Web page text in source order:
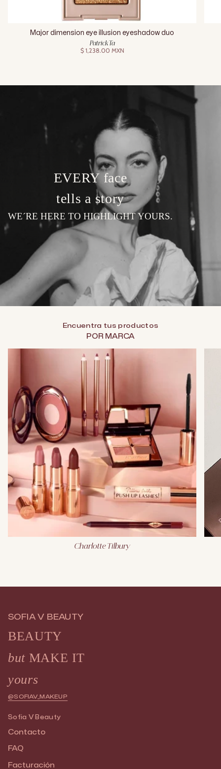
Major dimension eye illusion eyeshadow duo
Patrick Ta
$ 1,238.00 MXN
EVERY face
tells a story
WE´RE HERE TO HIGHLIGHT YOURS.
Encuentra tus productos
POR MARCA
Charlotte Tilbury
SOFIA V BEAUTY
BEAUTY
butMAKE IT
yours
@SOFIAV_MAKEUP
Sofia V Beauty
Contacto
FAQ
Facturación